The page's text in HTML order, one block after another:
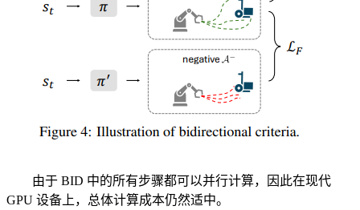
由于 BID 中的所有步骤都可以并行计算，因此在现代
GPU 设备上，总体计算成本仍然适中。